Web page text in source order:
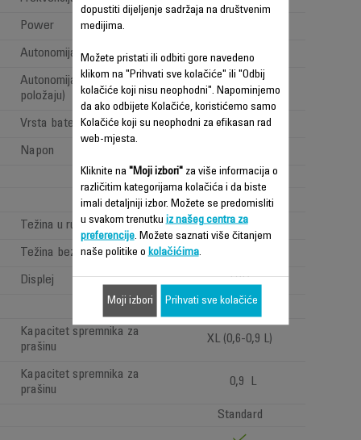
Power
Autonomija Jako dugo (>=1h)
Autonomija (na klasičnom
položaju)
do 1h 10 min
Vrsta baterije Litijumski joni
Napon
09
Težina u ruci Standard >1,6kg
Težina bez nastavka
Displej LCD
Kapacitet spremnika za
prašinu
XL (0,6-0,9 L)
Kapacitet spremnika za
prašinu
0,9 L
Standard
dopustiti dijeljenje sadržaja na društvenim
medijima.
Možete pristati ili odbiti gore navedeno
klikom na "Prihvati sve kolačiće" ili "Odbij
kolačiće koji nisu neophodni". Napominjemo
da ako odbijete Kolačiće, koristićemo samo
Kolačiće koji su neophodni za efikasan rad
web-mjesta.
Kliknite na "Moji izbori"za više informacija o
različitim kategorijama kolačića i da biste
imali detaljniji izbor. Možete se predomisliti
u svakom trenutku iz našeg centra za
preferencije. Možete saznati više čitanjem
naše politike o kolačićima.
Moji izbori Prihvati sve kolačiće